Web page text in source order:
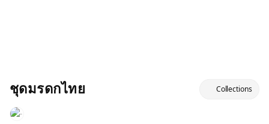
ชุดมรดกไทย Collections